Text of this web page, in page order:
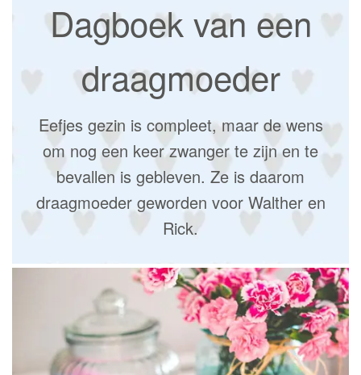
Dagboek van een
draagmoeder
Eefjes gezin is compleet, maar de wens
om nog een keer zwanger te zijn en te
bevallen is gebleven. Ze is daarom
draagmoeder geworden voor Walther en
Rick.